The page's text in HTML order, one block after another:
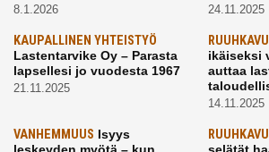
8.1.2026 24.11.2025
KAUPALLINEN YHTEISTYÖ
Lastentarvike Oy – Parasta
lapsellesi jo vuodesta 1967
21.11.2025
ikäiseksi
auttaa
14.11.2025
VANHEMMUUS Isyys